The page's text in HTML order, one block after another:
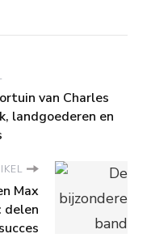
van Charles
landgoederen en
Max
delen